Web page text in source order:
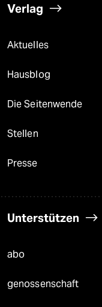
Verlag
Aktuelles
Hausblog
Die Seitenwende
Stellen
Presse
Unterstützen
abo
genossenschaft